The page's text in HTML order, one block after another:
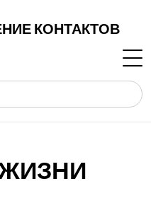
КОНТАКТОВ